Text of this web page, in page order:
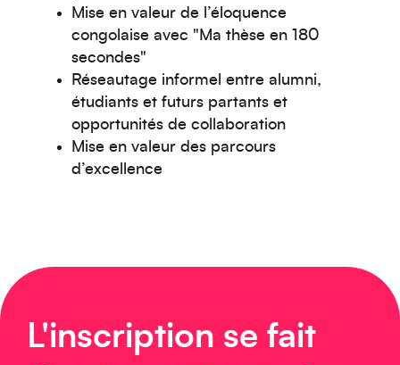
Mise en valeur de l’éloquence
congolaise avec "Ma thèse en 180
secondes"
Réseautage informel entre alumni,
étudiants et futurs partants et
opportunités de collaboration
Mise en valeur des parcours
d’excellence
L'inscription se fait
Caraïbes